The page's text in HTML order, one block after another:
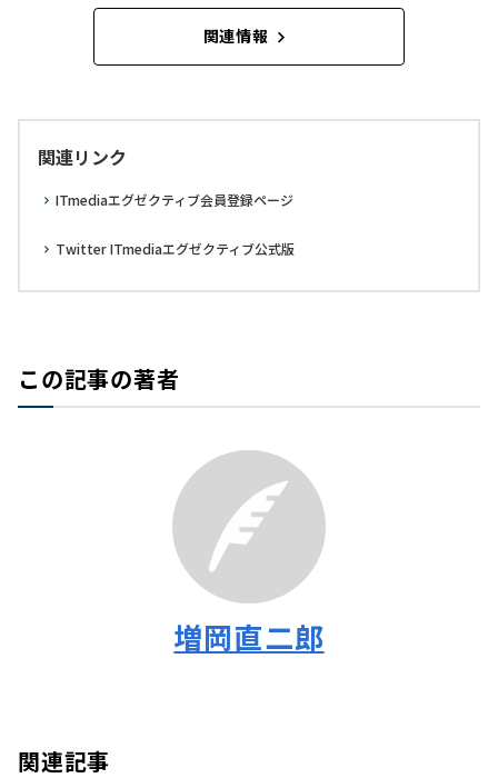
関連情報
関連リンク
ITmediaエグゼクティブ会員登録ページ
Twitter ITmediaエグゼクティブ公式版
この記事の著者
増岡直二郎
関連記事